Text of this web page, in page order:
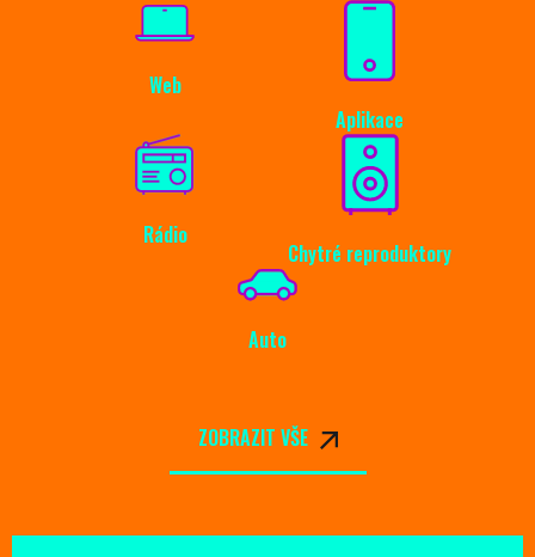
Web
Aplikace
Rádio
Chytré reproduktory
Auto
ZOBRAZIT VŠE